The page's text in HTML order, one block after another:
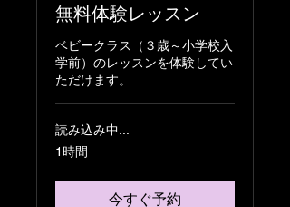
無料体験レッスン
ベビークラス（３歳～小学校入
学前）のレッスンを体験してい
ただけます。
読み込み中...
1時間
今すぐ予約